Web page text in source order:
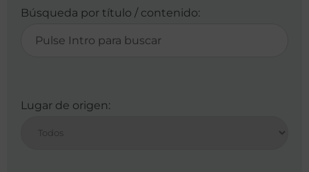
Búsqueda por título / contenido:
Lugar de origen: